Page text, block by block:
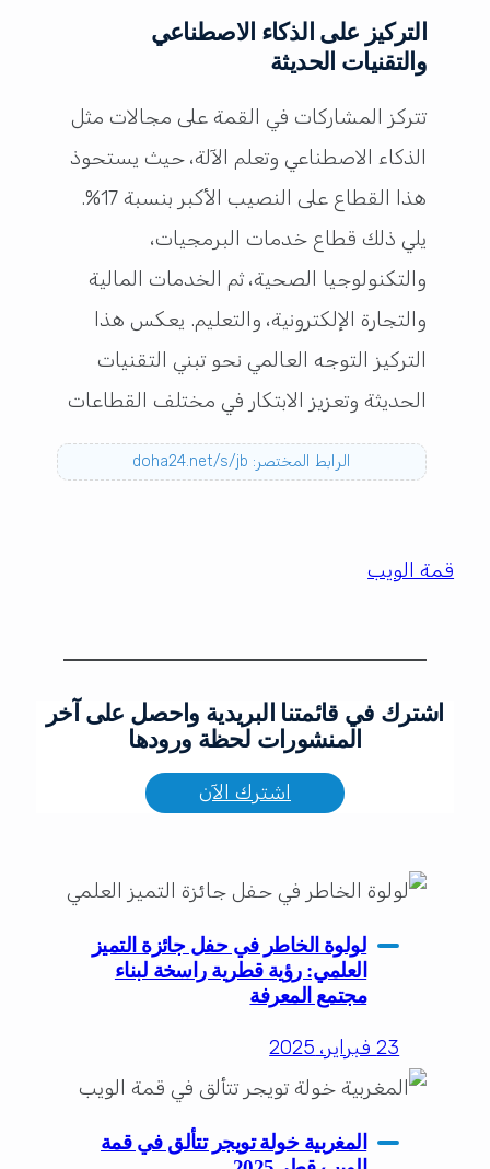
التركيز على الذكاء الاصطناعي
والتقنيات الحديثة
تتركز المشاركات في القمة على مجالات مثل
الذكاء الاصطناعي وتعلم الآلة، حيث يستحوذ
هذا القطاع على النصيب الأكبر بنسبة 17%.
يلي ذلك قطاع خدمات البرمجيات،
والتكنولوجيا الصحية، ثم الخدمات المالية
والتجارة الإلكترونية، والتعليم. يعكس هذا
التركيز التوجه العالمي نحو تبني التقنيات
الحديثة وتعزيز الابتكار في مختلف القطاعات
الرابط المختصر: doha24.net/s/jb
قمة الويب
اشترك في قائمتنا البريدية واحصل على آخر
المنشورات لحظة ورودها
اشترك الآن
لولوة الخاطر في حفل جائزة التميز
العلمي: رؤية قطرية راسخة لبناء
مجتمع المعرفة
23 فبراير، 2025
المغربية خولة تويجر تتألق في قمة